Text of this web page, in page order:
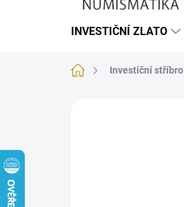
INVESTIČNÍ ZLATO
Domů Investiční stříbro